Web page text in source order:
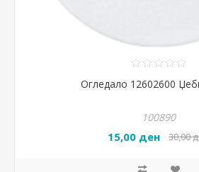
Огледало 12602600
100890
15,00 ден 30,00